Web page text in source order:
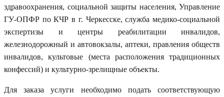
здравоохранения, социальной защиты населения, Управление
ГУ-ОПФР по КЧР в г. Черкесске, служба медико-социальной
экспертизы и центры реабилитации инвалидов,
железнодорожный и автовокзалы, аптеки, правления обществ
инвалидов, культовые (места расположения традиционных
конфессий) и культурно-зрелищные объекты.
Для заказа услуги необходимо подать соответствующую